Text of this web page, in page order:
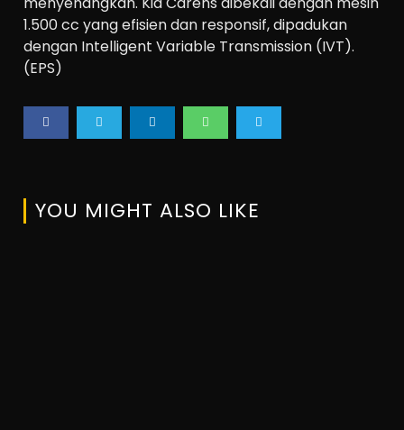
1.500 cc yang efisien dan responsif, dipadukan
dengan Intelligent Variable Transmission (IVT).
(EPS)
YOU MIGHT ALSO LIKE